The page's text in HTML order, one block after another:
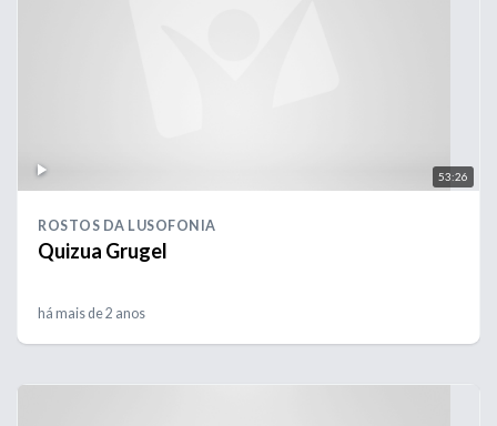
53:26
ROSTOS DA LUSOFONIA
Quizua Grugel
há mais de 2 anos